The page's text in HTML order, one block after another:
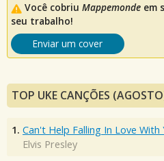
Você cobriu Mappemonde em
seu trabalho!
Enviar um cover
TOP UKE CANÇÕES
1. Can't Help Falling In Love With
Elvis Presley